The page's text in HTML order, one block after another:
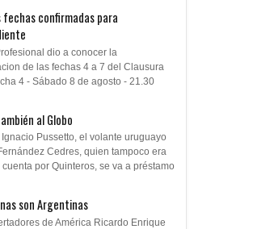
fechas confirmadas para
dio a conocer la
de las fechas 4 a 7 del Clausura
4 - Sábado 8 de agosto - 21.30
al Globo
Pussetto, el volante uruguayo
Cedres, quien tampoco era
por Quinteros, se va a préstamo
son Argentinas
de América Ricardo Enrique